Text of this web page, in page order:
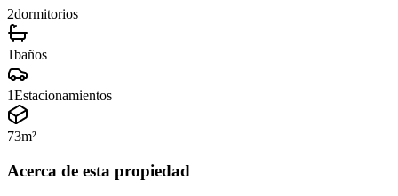
2dormitorios
1baños
1Estacionamientos
73m²
Acerca de esta propiedad